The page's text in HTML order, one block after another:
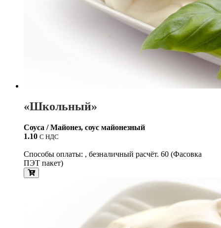
«Школьный»
Соуса / Майонез, соус майонезный
1.10 С НДС
Способы оплаты: , безналичный расчёт. 60 (Фасовка
ПЭТ пакет)